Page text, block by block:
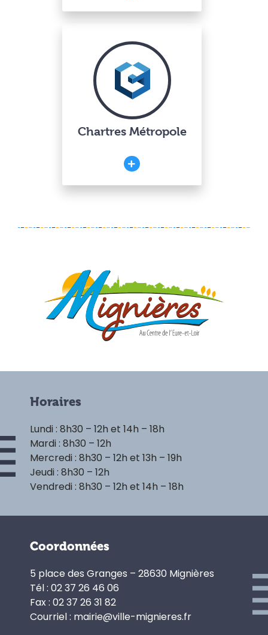
Chartres Métropole
Horaires
Lundi : 8h30 – 12h et 14h – 18h
Mardi : 8h30 – 12h
Mercredi : 8h30 – 12h et 13h – 19h
Jeudi : 8h30 – 12h
Vendredi : 8h30 – 12h et 14h – 18h
Coordonnées
5 place des Granges – 28630 Mignières
Tél : 02 37 26 46 06
Fax : 02 37 26 31 82
Courriel : mairie@ville-mignieres.fr